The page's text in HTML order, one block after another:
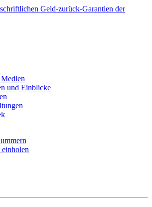
Geld-zurück-Garantien der
und Einblicke